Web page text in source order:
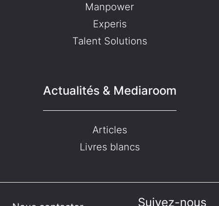
Manpower
Experis
Talent Solutions
Actualités & Mediaroom
Articles
Livres blancs
Suivez-nous